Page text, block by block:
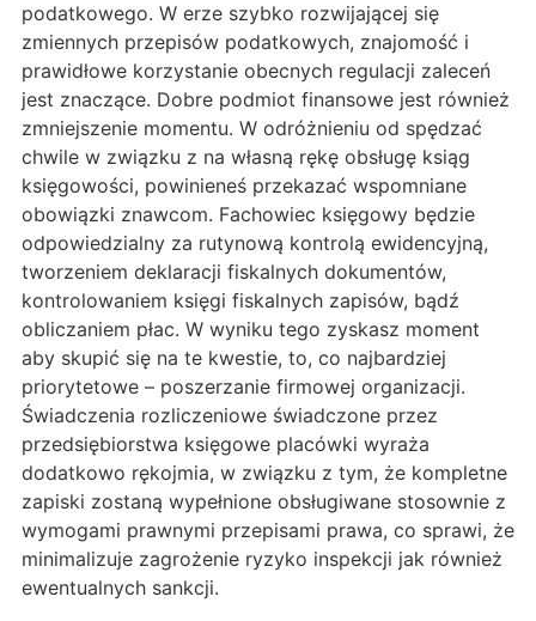
podatkowego. W erze szybko rozwijającej się
zmiennych przepisów podatkowych, znajomość i
prawidłowe korzystanie obecnych regulacji zaleceń
jest znaczące. Dobre podmiot finansowe jest również
zmniejszenie momentu. W odróżnieniu od spędzać
chwile w związku z na własną rękę obsługę ksiąg
księgowości, powinieneś przekazać wspomniane
obowiązki znawcom. Fachowiec księgowy będzie
odpowiedzialny za rutynową kontrolą ewidencyjną,
tworzeniem deklaracji fiskalnych dokumentów,
kontrolowaniem księgi fiskalnych zapisów, bądź
obliczaniem płac. W wyniku tego zyskasz moment
aby skupić się na te kwestie, to, co najbardziej
priorytetowe – poszerzanie firmowej organizacji.
Świadczenia rozliczeniowe świadczone przez
przedsiębiorstwa księgowe placówki wyraża
dodatkowo rękojmia, w związku z tym, że kompletne
zapiski zostaną wypełnione obsługiwane stosownie z
wymogami prawnymi przepisami prawa, co sprawi, że
minimalizuje zagrożenie ryzyko inspekcji jak również
ewentualnych sankcji.